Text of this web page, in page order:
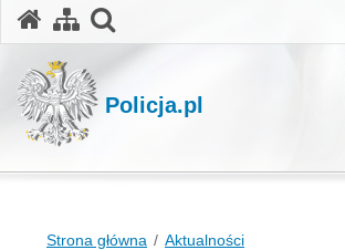
Policja.pl
Strona główna Aktualności